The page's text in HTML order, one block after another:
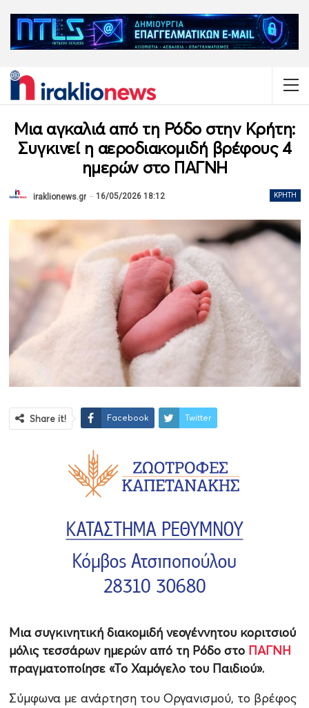
Μια αγκαλιά από τη Ρόδο στην Κρήτη:
Συγκινεί η αεροδιακομιδή βρέφους 4
ημερών στο ΠΑΓΝΗ
ΚΡΉΤΗ
iraklionews.gr 16/05/2026 18:12
Share it! Facebook Twitter
Μια συγκινητική διακομιδή νεογέννητου κοριτσιού
μόλις τεσσάρων ημερών από τη Ρόδο στο ΠΑΓΝΗ
πραγματοποίησε «Το Χαμόγελο του Παιδιού».
Σύμφωνα με ανάρτηση του Οργανισμού, το βρέφος